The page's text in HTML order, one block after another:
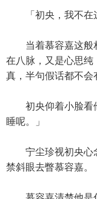
「初央，我不在这
当着慕容嘉这般相
在八脉，又是心思纯
真，半句假话都不会
初央仰着小脸看他
睡呢。」
宁尘珍视初央心念
禁斜眼去瞥慕容嘉。